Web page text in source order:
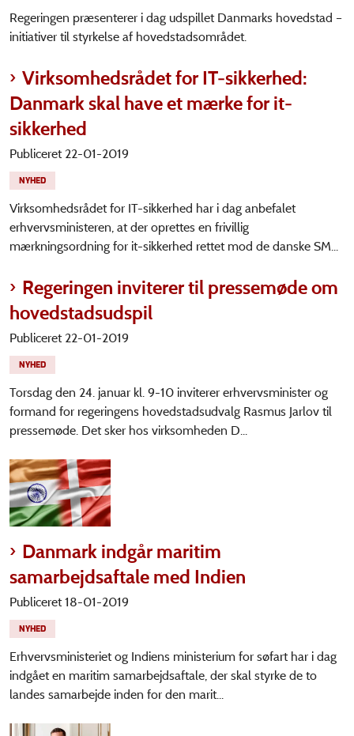
Regeringen præsenterer i dag udspillet Danmarks hovedstad –
initiativer til styrkelse af hovedstadsområdet.
Virksomhedsrådet for IT-sikkerhed:
Danmark skal have et mærke for it-
sikkerhed
Publiceret 22-01-2019
NYHED
Virksomhedsrådet for IT-sikkerhed har i dag anbefalet
erhvervsministeren, at der oprettes en frivillig
mærkningsordning for it-sikkerhed rettet mod de danske SM...
Regeringen inviterer til pressemøde om
hovedstadsudspil
Publiceret 22-01-2019
NYHED
Torsdag den 24. januar kl. 9-10 inviterer erhvervsminister og
formand for regeringens hovedstadsudvalg Rasmus Jarlov til
pressemøde. Det sker hos virksomheden D...
Danmark indgår maritim
samarbejdsaftale med Indien
Publiceret 18-01-2019
NYHED
Erhvervsministeriet og Indiens ministerium for søfart har i dag
indgået en maritim samarbejdsaftale, der skal styrke de to
landes samarbejde inden for den marit...